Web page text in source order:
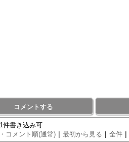
コメントする
件書き込み可
コメント順(通常) | 最初から見る | 全件 |